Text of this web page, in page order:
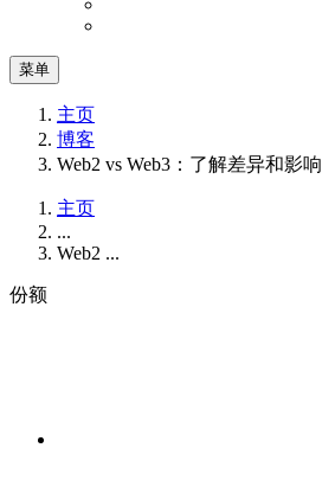
菜单
主页
博客
Web2 vs Web3：了解差异和影响
主页
...
Web2 ...
份额